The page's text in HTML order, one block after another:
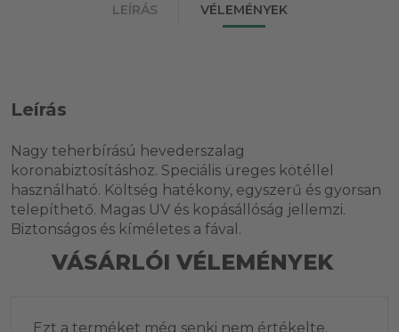
LEÍRÁS VÉLEMÉNYEK
Leírás
Nagy teherbírású hevederszalag
koronabiztosításhoz. Speciális üreges kötéllel
használható. Költség hatékony, egyszerű és gyorsan
telepíthető. Magas UV és kopásállóság jellemzi.
Biztonságos és kíméletes a fával.
VÁSÁRLÓI VÉLEMÉNYEK
Ezt a terméket még senki nem értékelte.